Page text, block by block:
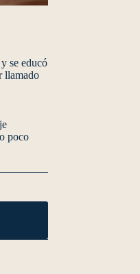
se educó
llamado
poco